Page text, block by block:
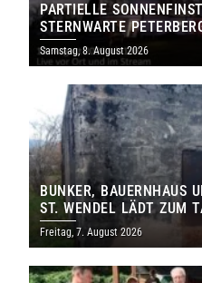
PARTIELLE
STERNWARTE
IHRE TORE
Samstag, 8. August 2026
BUNKER, BAUERNHAUS
ST. WENDEL LÄDT ZUM
DENKMALS EIN
Freitag, 7. August 2026